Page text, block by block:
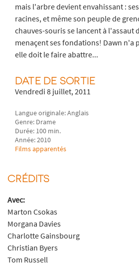
mais l'arbre devient envahissant :
racines, et même son peuple de
chauves-souris se lancent à l'assaut
menaçent ses fondations! Dawn n'a
elle doit le faire abattre...
DATE DE SORTIE
Vendredi 8 juillet, 2011
Langue originale: Anglais
Genre: Drame
Durée: 100 min.
Année: 2010
Films apparentés
CRÉDITS
Avec:
Marton Csokas
Morgana Davies
Charlotte Gainsbourg
Christian Byers
Tom Russell